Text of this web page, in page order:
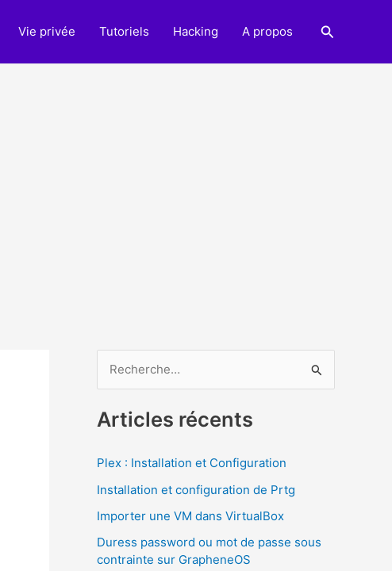
Vie privée Tutoriels Hacking A propos
h
e
e
Articles récents
Plex : Installation et Configuration
Installation et configuration de Prtg
Importer une VM dans VirtualBox
Duress password ou mot de passe sous
contrainte sur GrapheneOS